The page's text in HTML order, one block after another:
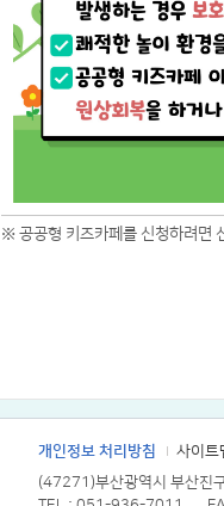
※ 공공형 키즈카페를 신청하려면
개인정보 처리방침 사이트
(47271)부산광역시 부산진